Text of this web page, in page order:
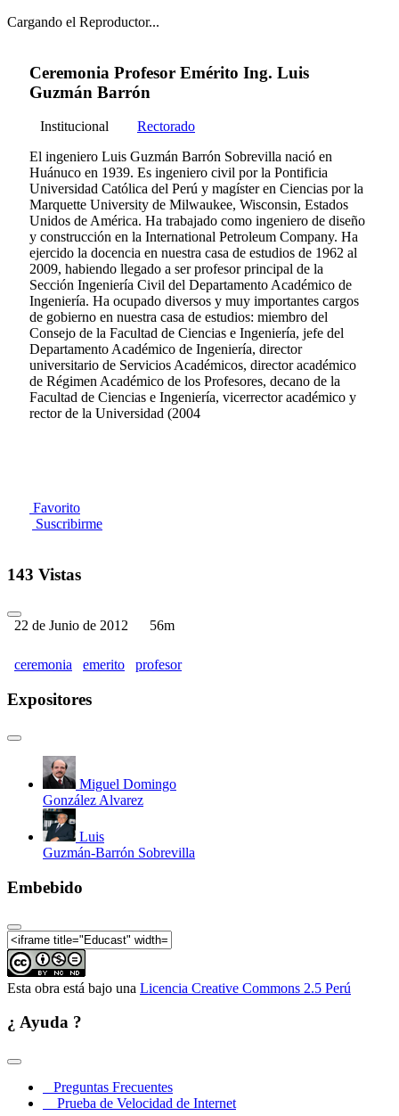
Cargando el Reproductor...
Ceremonia Profesor Emérito Ing. Luis
Guzmán Barrón
Institucional
Rectorado
El ingeniero Luis Guzmán Barrón Sobrevilla nació en
Huánuco en 1939. Es ingeniero civil por la Pontificia
Universidad Católica del Perú y magíster en Ciencias por la
Marquette University de Milwaukee, Wisconsin, Estados
Unidos de América. Ha trabajado como ingeniero de diseño
y construcción en la International Petroleum Company. Ha
ejercido la docencia en nuestra casa de estudios de 1962 al
2009, habiendo llegado a ser profesor principal de la
Sección Ingeniería Civil del Departamento Académico de
Ingeniería. Ha ocupado diversos y muy importantes cargos
de gobierno en nuestra casa de estudios: miembro del
Consejo de la Facultad de Ciencias e Ingeniería, jefe del
Departamento Académico de Ingeniería, director
universitario de Servicios Académicos, director académico
de Régimen Académico de los Profesores, decano de la
Facultad de Ciencias e Ingeniería, vicerrector académico y
rector de la Universidad (2004
Favorito
Suscribirme
143 Vistas
22 de Junio de 2012 56m
ceremonia emerito profesor
Expositores
Miguel Domingo
González Alvarez
Luis
Guzmán-Barrón Sobrevilla
Embebido
Esta obra está bajo una Licencia Creative Commons 2.5 Perú
¿ Ayuda ?
Preguntas Frecuentes
Prueba de Velocidad de Internet